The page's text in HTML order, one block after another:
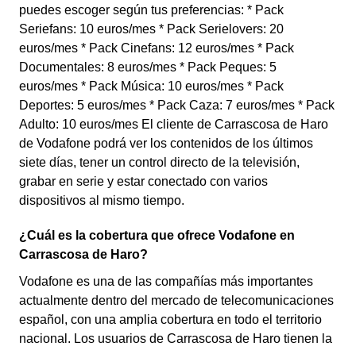
puedes escoger según tus preferencias: * Pack
Seriefans: 10 euros/mes * Pack Serielovers: 20
euros/mes * Pack Cinefans: 12 euros/mes * Pack
Documentales: 8 euros/mes * Pack Peques: 5
euros/mes * Pack Música: 10 euros/mes * Pack
Deportes: 5 euros/mes * Pack Caza: 7 euros/mes * Pack
Adulto: 10 euros/mes El cliente de Carrascosa de Haro
de Vodafone podrá ver los contenidos de los últimos
siete días, tener un control directo de la televisión,
grabar en serie y estar conectado con varios
dispositivos al mismo tiempo.
¿Cuál es la cobertura que ofrece Vodafone en
Carrascosa de Haro?
Vodafone es una de las compañías más importantes
actualmente dentro del mercado de telecomunicaciones
español, con una amplia cobertura en todo el territorio
nacional. Los usuarios de Carrascosa de Haro tienen la